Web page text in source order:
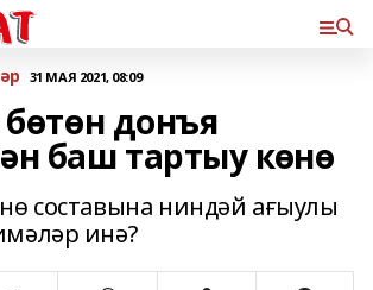
31 МАЯ 2021, 08:09
донъя
баш тартыу көнө
составына ниндәй ағыулы
инә?